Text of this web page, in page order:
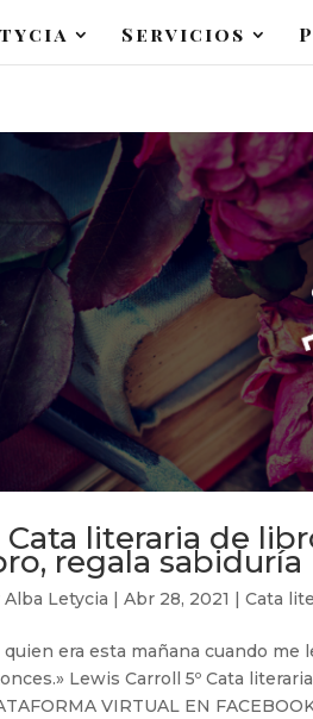
Servicios
Cata literaria de
regala sabiduría
Alba Letycia |Abr 28, 2021 |Cata
quien era esta mañana cuando
Lewis Carroll 5º Cata
VIRTUAL EN